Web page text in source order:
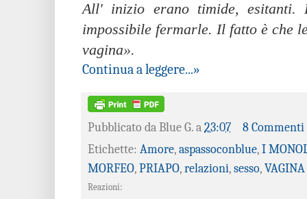
All' inizio erano timide,
impossibile fermarle. Il fatto è che
vagina».
Continua a leggere...»
Pubblicato da Blue G. a 23:07
8 Commenti
Etichette: Amore, aspassoconblue, I
MORFEO, PRIAPO, relazioni, sesso, VAGINA
Reazioni: